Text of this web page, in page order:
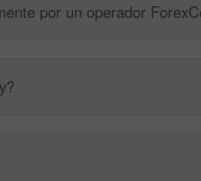
por un operador